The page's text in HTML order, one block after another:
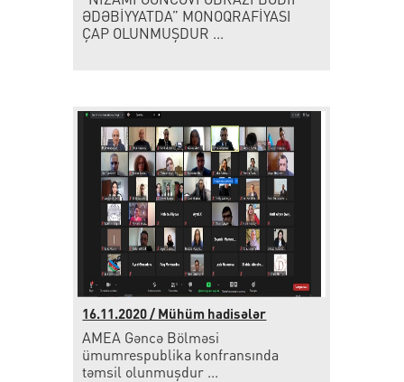
ƏDƏBİYYATDA” MONOQRAFİYASI
ÇAP OLUNMUŞDUR ...
16.11.2020 / Mühüm hadisələr
AMEA Gəncə Bölməsi
ümumrespublika konfransında
təmsil olunmuşdur ...